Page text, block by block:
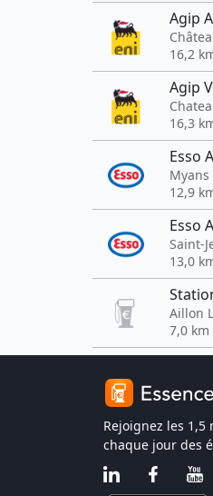
Agip
16,2
Agip
16,3
Esso
Myans
12,9
Esso
Saint-
13,0
Aillon
7,0 km
Rejoignez les
chaque jour des